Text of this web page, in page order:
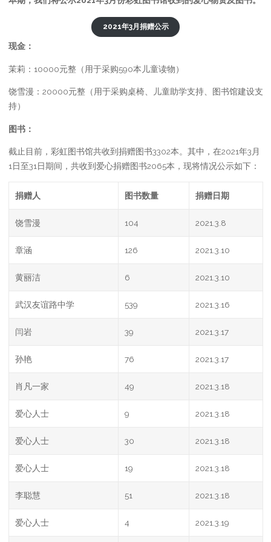
2021年3月捐赠公示
现金：
茉莉：10000元整（用于采购590本儿童读物）
饶雪漫：20000元整（用于采购桌椅、儿童助学支持、图书馆建设支
持）
图书：
截止目前，彩虹图书馆共收到捐赠图书3302本。其中，在2021年3月
1日至31日期间，共收到爱心捐赠图书2065本，现将情况公示如下：
捐赠人 图书数量 捐赠日期
饶雪漫 104 2021.3.8
章涵 126 2021.3.10
黄丽洁 6 2021.3.10
武汉友谊路中学 539 2021.3.16
闫岩 39 2021.3.17
孙艳 76 2021.3.17
肖凡一家 49 2021.3.18
爱心人士 9 2021.3.18
爱心人士 30 2021.3.18
爱心人士 19 2021.3.18
李聪慧 51 2021.3.18
爱心人士 4 2021.3.19